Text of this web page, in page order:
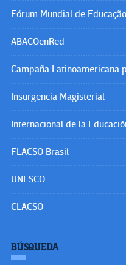
Fórum Mundial de Educação
ABACOenRed
Campaña Latinoamericana
Insurgencia Magisterial
Internacional de la
FLACSO Brasil
UNESCO
CLACSO
BÚSQUEDA